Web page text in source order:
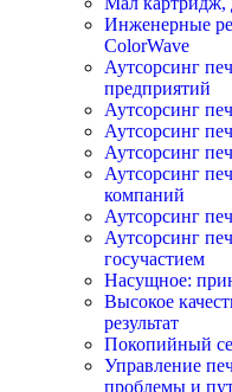
Инженерные
ColorWave
Аутсорсинг
предприятий
Аутсорсинг
Аутсорсинг
Аутсорсинг
Аутсорсинг
компаний
Аутсорсинг
Аутсорсинг
госучастием
Насущное:
Высокое
результат
Покопийный
Управление
проблемы и